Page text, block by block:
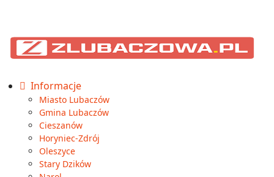
Informacje
Miasto Lubaczów
Gmina Lubaczów
Cieszanów
Horyniec-Zdrój
Oleszyce
Stary Dzików